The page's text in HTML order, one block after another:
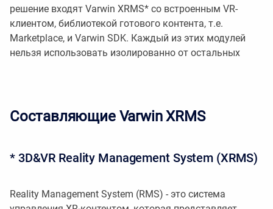
решение входят Varwin XRMS* со встроенным VR-
клиентом, библиотекой готового контента, т.е.
Marketplace, и Varwin SDK. Каждый из этих модулей
нельзя использовать изолированно от остальных
Составляющие Varwin XRMS
* 3D&VR Reality Management System (XRMS)
Reality Management System (RMS) - это система